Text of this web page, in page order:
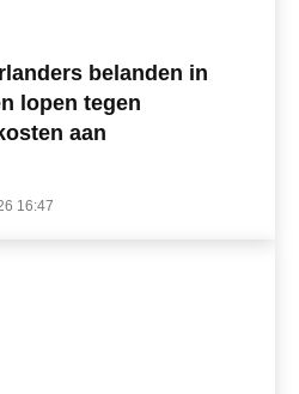
belanden in
lopen tegen
aan
16:47